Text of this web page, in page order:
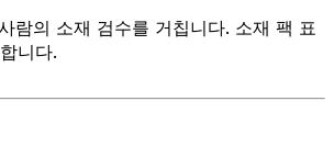
람의 소재 검수를 거칩니다. 소재 팩 표
니다.